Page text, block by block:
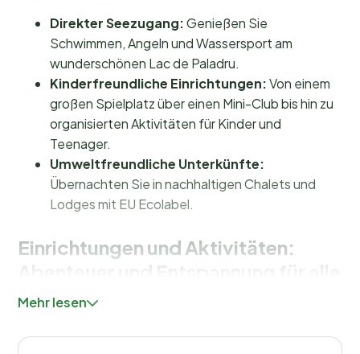
Direkter Seezugang:Genießen Sie
Schwimmen, Angeln und Wassersport am
wunderschönen Lac de Paladru.
Kinderfreundliche Einrichtungen:Von einem
großen Spielplatz über einen Mini-Club bis hin zu
organisierten Aktivitäten für Kinder und
Teenager.
Umweltfreundliche Unterkünfte:
Übernachten Sie in nachhaltigen Chalets und
Lodges mit EU Ecolabel.
Einrichtungen und Aktivitäten:
Abenteuer und Entspannung für alle
Auf dem Campingplatz
ins
Mehr lesen